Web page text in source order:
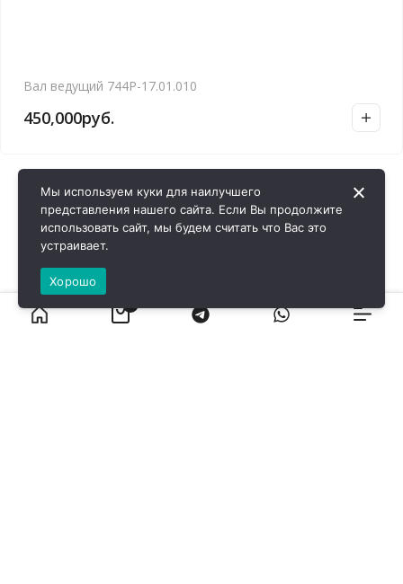
Вал ведущий 744Р-17.01.010
450,000руб.
Мы используем куки для наилучшего
представления нашего сайта. Если Вы продолжите
использовать сайт, мы будем считать что Вас это
устраивает.
Хорошо